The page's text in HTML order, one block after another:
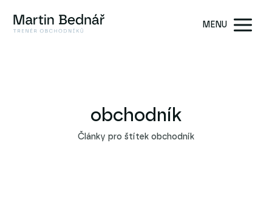
MENU
obchodník
Články pro štítek obchodník